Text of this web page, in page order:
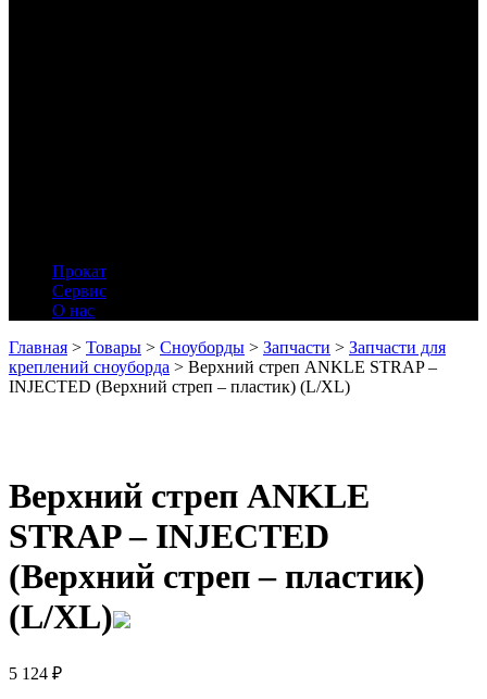
Прокат
Сервис
О нас
Главная > Товары > Сноуборды > Запчасти > Запчасти для
креплений сноуборда > Верхний стреп ANKLE STRAP –
INJECTED (Верхний стреп – пластик) (L/XL)
Верхний стреп ANKLE
STRAP – INJECTED
(Верхний стреп – пластик)
(L/XL)
5 124 ₽